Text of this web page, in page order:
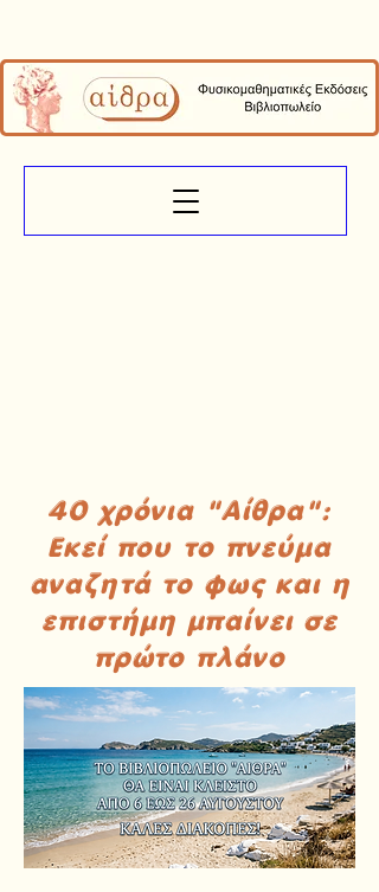
40 χρόνια "Αίθρα":
Εκεί που το πνεύμα
αναζητά το φως και η
επιστήμη μπαίνει σε
πρώτο πλάνο